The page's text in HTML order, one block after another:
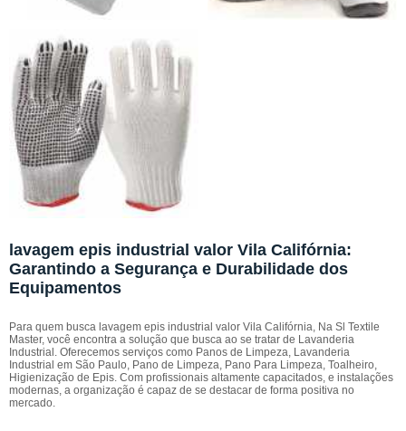
lavagem epis industrial valor Vila Califórnia:
Garantindo a Segurança e Durabilidade dos
Equipamentos
Para quem busca lavagem epis industrial valor Vila Califórnia, Na Sl Textile
Master, você encontra a solução que busca ao se tratar de Lavanderia
Industrial. Oferecemos serviços como Panos de Limpeza, Lavanderia
Industrial em São Paulo, Pano de Limpeza, Pano Para Limpeza, Toalheiro,
Higienização de Epis. Com profissionais altamente capacitados, e instalações
modernas, a organização é capaz de se destacar de forma positiva no
mercado.